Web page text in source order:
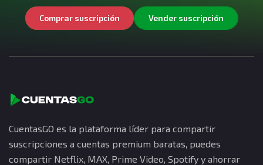
Comprar suscripción Vender suscripción
CuentasGO es la plataforma líder para compartir
suscripciones a cuentas premium baratas, puedes
compartir Netflix, MAX, Prime Video, Spotify y ahorrar